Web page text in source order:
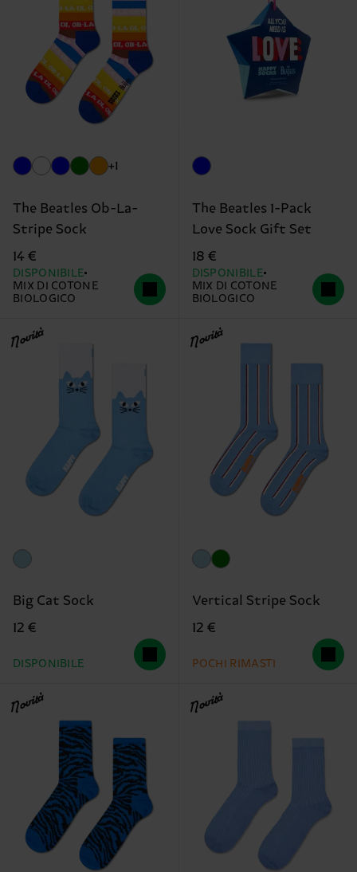
+1
The Beatles Ob-La-
Stripe Sock
14 €
DISPONIBILE
MIX DI COTONE
BIOLOGICO
The Beatles 1-Pack
Love Sock Gift Set
18 €
DISPONIBILE
MIX DI COTONE
BIOLOGICO
Novità
Big Cat Sock
12 €
DISPONIBILE
Novità
Vertical Stripe Sock
12 €
POCHI RIMASTI
Novità Novità